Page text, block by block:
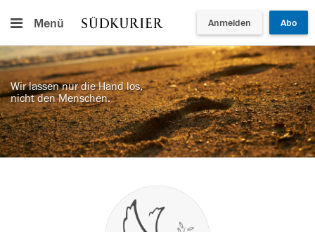
Menü Anmelden Abo
Wir lassen nur die Hand los,
nicht den Menschen.